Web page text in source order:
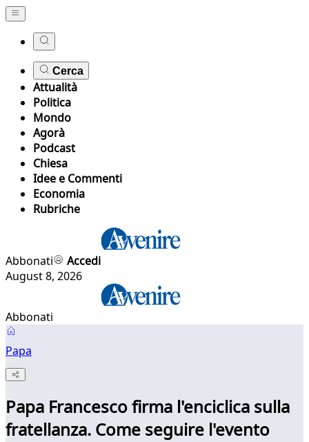
Cerca
Attualità
Politica
Mondo
Agorà
Podcast
Chiesa
Idee e Commenti
Economia
Rubriche
Abbonati
Accedi
August 8, 2026
Abbonati
Papa
Papa Francesco firma l'enciclica sulla
fratellanza. Come seguire l'evento